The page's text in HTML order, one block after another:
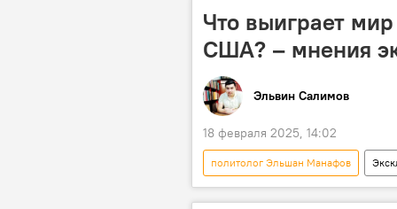
Что выиграет
США? – мнения
Эльвин Салимов
18 февраля 2025, 14:02
политолог Эльшан Манафов
Переговоры
Украина